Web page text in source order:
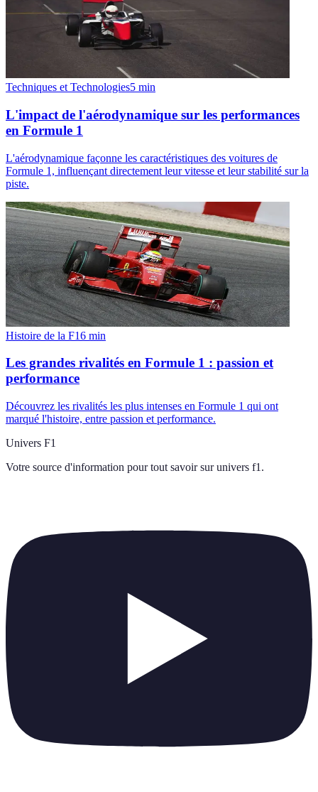
Techniques et Technologies5 min
L'impact de l'aérodynamique sur les performances
en Formule 1
L'aérodynamique façonne les caractéristiques des voitures de
Formule 1, influençant directement leur vitesse et leur stabilité sur la
piste.
Histoire de la F16 min
Les grandes rivalités en Formule 1 : passion et
performance
Découvrez les rivalités les plus intenses en Formule 1 qui ont
marqué l'histoire, entre passion et performance.
Univers F1
Votre source d'information pour tout savoir sur univers f1 .